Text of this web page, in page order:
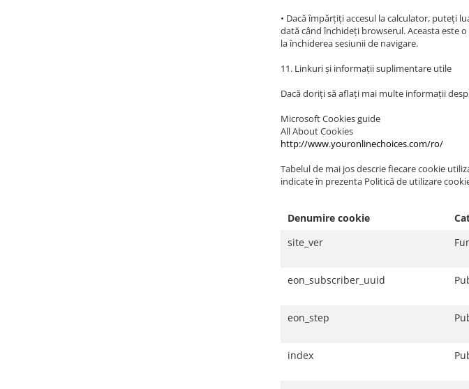
• Dacă împărțiți accesul la calculator, puteți
dată când închideți browserul. Aceasta este
la închiderea sesiunii de navigare.
11. Linkuri și informații suplimentare utile
Dacă doriți să aflați mai multe informații
Microsoft Cookies guide
All About Cookies
http://www.youronlinechoices.com/ro/
Tabelul de mai jos descrie fiecare cookie
indicate în prezenta Politică de utilizare
Denumire cookie
site_ver
eon_subscriber_uuid
eon_step
index